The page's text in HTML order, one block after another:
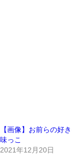
【画像】お前らの好
味っこ
2021年12月20日